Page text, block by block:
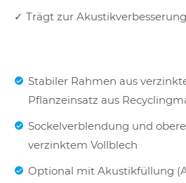
✓ Trägt zur
Stabiler Rahmen aus
Pflanzeinsatz aus
Sockelverblendung und
verzinktem Vollblech
Optional mit Akustikfüllung